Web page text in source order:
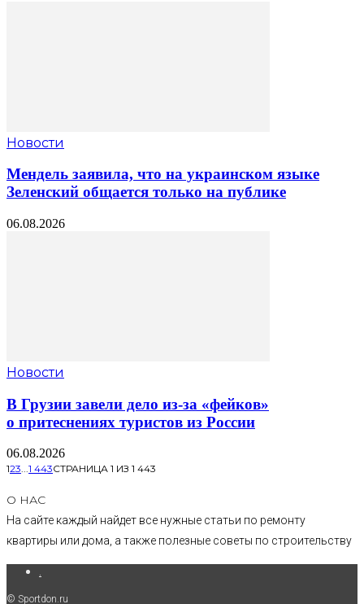
Новости
Мендель заявила, что на украинском языке
Зеленский общается только на публике
06.08.2026
Новости
В Грузии завели дело из-за «фейков»
о притеснениях туристов из России
06.08.2026
123...1 443СТРАНИЦА 1 ИЗ 1 443
О НАС
На сайте каждый найдет все нужные статьи по ремонту
квартиры или дома, а также полезные советы по строительству
.
© Sportdon.ru